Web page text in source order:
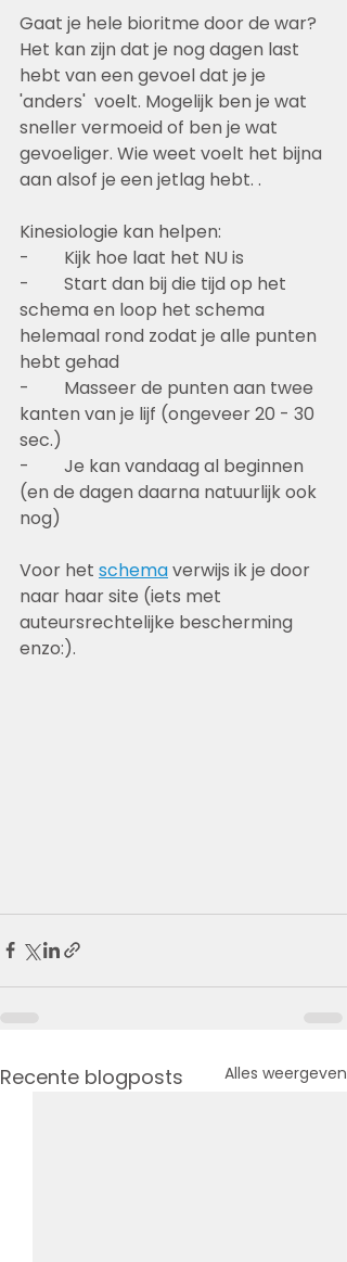
Gaat je hele bioritme door de war?
Het kan zijn dat je nog dagen last
hebt van een gevoel dat je je
'anders'  voelt. Mogelijk ben je wat
sneller vermoeid of ben je wat
gevoeliger. Wie weet voelt het bijna
aan alsof je een jetlag hebt. .
Kinesiologie kan helpen:
-        Kijk hoe laat het NU is
-        Start dan bij die tijd op het
schema en loop het schema
helemaal rond zodat je alle punten
hebt gehad
-        Masseer de punten aan twee
kanten van je lijf (ongeveer 20 - 30
sec.)
-        Je kan vandaag al beginnen
(en de dagen daarna natuurlijk ook
nog)
Voor het schema verwijs ik je door
naar haar site (iets met
auteursrechtelijke bescherming
enzo:).
Recente blogposts Alles weergeven